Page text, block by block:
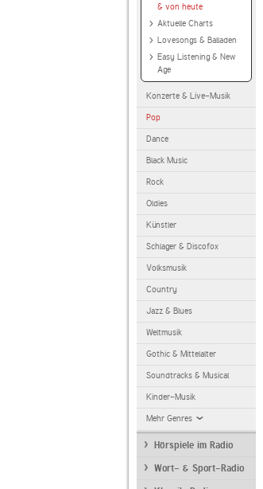
& von heute
Aktuelle Charts
Lovesongs & Balladen
Easy Listening & New
Age
Konzerte & Live-Musik
Pop
Dance
Black Music
Rock
Oldies
Künstler
Schlager & Discofox
Volksmusik
Country
Jazz & Blues
Weltmusik
Gothic & Mittelalter
Soundtracks & Musical
Kinder-Musik
Mehr Genres
Hörspiele im Radio
Wort- & Sport-Radio